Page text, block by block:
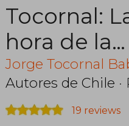
Tocornal:
hora de la
verdad
Jorge Tocornal
Autores de Chile
19 reviews